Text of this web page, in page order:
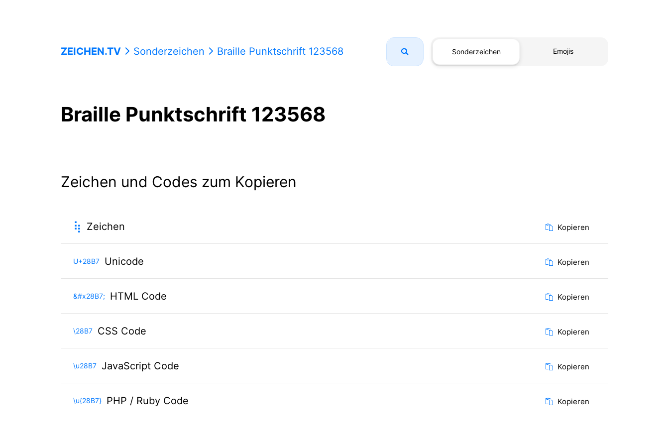
ZEICHEN.TV Sonderzeichen Braille Punktschrift 123568 Sonderzeichen Emojis
Braille Punktschrift 123568
Zeichen und Codes zum Kopieren
⢷ Zeichen Kopieren
U+28B7 Unicode Kopieren
&#x28B7; HTML Code Kopieren
\28B7 CSS Code Kopieren
\u28B7 JavaScript Code Kopieren
\u{28B7} PHP / Ruby Code Kopieren